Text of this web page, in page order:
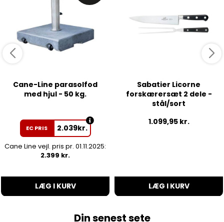
Cane-Line parasolfod
med hjul - 50 kg.
EC PRIS 2.039kr.
Cane Line vejl. pris pr. 01.11.2025:
2.399 kr.
LÆG I KURV
Sabatier Licorne
forskærersæt 2 dele -
stål/sort
1.099,95 kr.
LÆG I KURV
Din senest sete